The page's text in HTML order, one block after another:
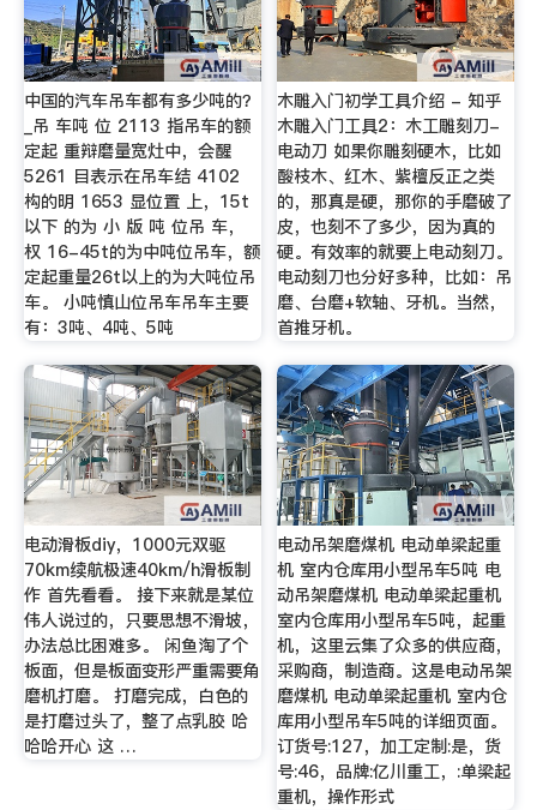
中国的汽车吊车都有多少吨的？
_吊 车吨 位 2113 指吊车的额
定起 重辩磨量宽灶中，会醒
5261 目表示在吊车结 4102
构的明 1653 显位置 上，15t
以下 的为 小 版 吨 位吊 车，
权 16-45t的为中吨位吊车，额
定起重量26t以上的为大吨位吊
车。 小吨慎山位吊车吊车主要
有：3吨、4吨、5吨
木雕入门初学工具介绍 - 知乎
木雕入门工具2：木工雕刻刀-
电动刀 如果你雕刻硬木，比如
酸枝木、红木、紫檀反正之类
的，那真是硬，那你的手磨破了
皮，也刻不了多少，因为真的
硬。有效率的就要上电动刻刀。
电动刻刀也分好多种，比如：吊
磨、台磨+软轴、牙机。当然，
首推牙机。
电动滑板diy，1000元双驱
70km续航极速40km/h滑板制
作 首先看看。 接下来就是某位
伟人说过的，只要思想不滑坡，
办法总比困难多。 闲鱼淘了个
板面，但是板面变形严重需要角
磨机打磨。 打磨完成，白色的
是打磨过头了，整了点乳胶 哈
哈哈开心 这 …
电动吊架磨煤机 电动单梁起重
机 室内仓库用小型吊车5吨 电
动吊架磨煤机 电动单梁起重机
室内仓库用小型吊车5吨，起重
机，这里云集了众多的供应商，
采购商，制造商。这是电动吊架
磨煤机 电动单梁起重机 室内仓
库用小型吊车5吨的详细页面。
订货号:127，加工定制:是，货
号:46，品牌:亿川重工，:单梁起
重机，操作形式